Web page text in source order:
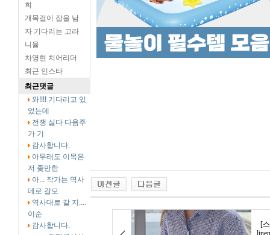
희
개목걸이 잡을 남
자 기다리는 고라
니율
차영현 치어리더
최근 인스타
최근댓글
와!!!! 기다리고 있
었는데
전쟁 싫다 다음주
가 기
감사합니다.
아무래도 이목은
저 좇만한
아... 작가는 역사
데로 갈모
역사대로 갈 지....
이순
감사합니다.